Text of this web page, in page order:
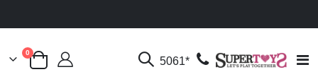
Toggle
*5061 סל קניות
0פריטים